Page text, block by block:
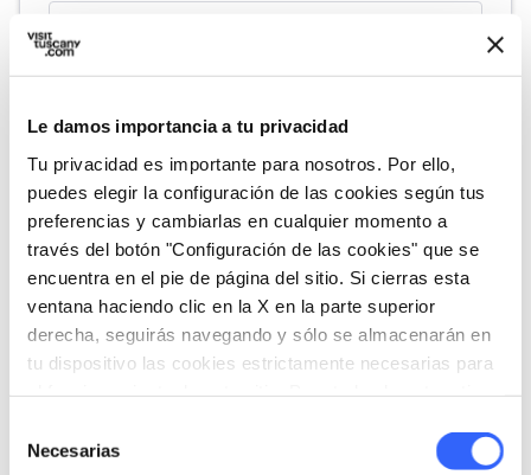
Le damos importancia a tu privacidad
Tu privacidad es importante para nosotros. Por ello,
puedes elegir la configuración de las cookies según tus
preferencias y cambiarlas en cualquier momento a
través del botón "Configuración de las cookies" que se
encuentra en el pie de página del sitio. Si cierras esta
ventana haciendo clic en la X en la parte superior
derecha, seguirás navegando y sólo se almacenarán en
tu dispositivo las cookies estrictamente necesarias para
Necesarias
directions Indicaciones
Museo Casa di Giotto